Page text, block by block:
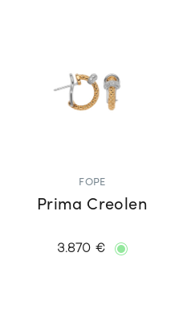
FOPE
Prima Creolen
3.870 €